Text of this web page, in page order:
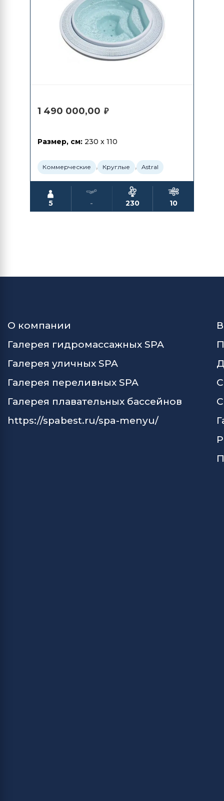
1 490 000,00 ₽
Размер, см: 230 x 110
Коммерческие , Круглые , Astral
5 - 230 10
О компании
Галерея гидромассажных SPA
Галерея уличных SPA
Галерея переливных SPA
Галерея плавательных бассейнов
https://spabest.ru/spa-menyu/